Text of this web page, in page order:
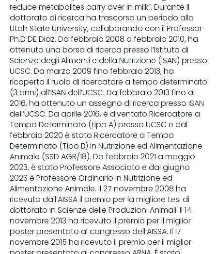
reduce metabolites carry over in milk”. Durante il
dottorato di ricerca ha trascorso un periodo alla
Utah State University, collaborando con il Professor
Ph.D DE Diaz. Da febbraio 2008 a febbraio 2010, ha
ottenuto una borsa di ricerca presso l’Istituto di
Scienze degli Alimenti e della Nutrizione (ISAN) presso
UCSC. Da marzo 2009 fino febbraio 2013, ha
ricoperto il ruolo di ricercatore a tempo determinato
(3 anni) all’ISAN dell’UCSC. Da febbraio 2013 fino al
2016, ha ottenuto un assegno di ricerca presso ISAN
dell’UCSC. Da aprile 2016, è diventato Ricercatore a
Tempo Determinato (tipo A) presso UCSC e dal
febbraio 2020 è stato Ricercatore a Tempo
Determinato (Tipo B) in Nutrizione ed Alimentazione
Animale (SSD AGR/18). Da febbraio 2021 a maggio
2023, è stato Professore Associato e dal giugno
2023 è Professore Ordinario in Nutrizione ed
Alimentazione Animale. Il 27 novembre 2008 ha
ricevuto dall’AISSA il premio per la migliore tesi di
dottorato in Scienze delle Produzioni Animali. Il 14
novembre 2013 ha ricevuto il premio per il miglior
poster presentato al congresso dell’AISSA. Il 17
novembre 2015 ha ricevuto il premio per il miglior